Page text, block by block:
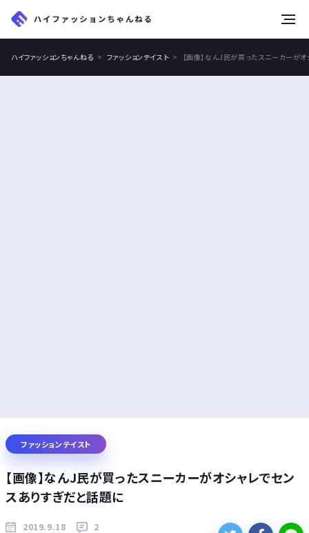
ハイファッションちゃんねる ファッションテイスト 【画像】なんJ民が買ったスニーカーが
ファッションテイスト
【画像】なんJ民が買ったスニーカーがオシャレでセン
スありすぎだと話題に
2019.9.18 2